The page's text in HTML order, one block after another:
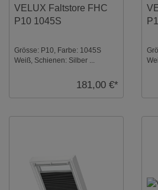
VELUX Faltstore FHC
P10 1045S
Grösse: P10, Farbe: 1045S
Weiß, Schienen: Silber ...
181,00 €*